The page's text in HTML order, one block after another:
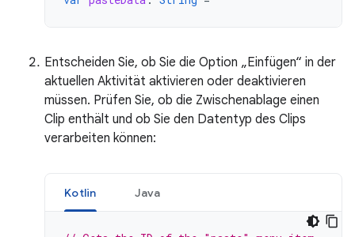
Entscheiden Sie, ob Sie die Option „Einfügen“ in der
aktuellen Aktivität aktivieren oder deaktivieren
müssen. Prüfen Sie, ob die Zwischenablage einen
Clip enthält und ob Sie den Datentyp des Clips
verarbeiten können:
Kotlin Java